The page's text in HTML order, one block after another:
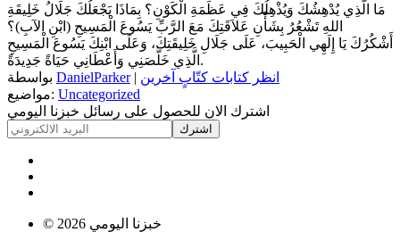
مَا الَّذِي يُدْهِشُكَ وَيُذْهِلُكَ فِي عَظَمَةِ الْكَوْنِ؟ بِمَاذَا يَجْعَلُكَ جَلَالُ خَلِيقَةِ
اللهِ تَشْعُرُ بِشَأْنِ عَلاَقَتِكَ مَعَ الرَّبِّ يَسُوعَ الْمَسِيحِ (ابْنِ الآبِ)؟
أَشْكُرُكَ يَا إِلَهِي الْحَبِيبَ، عَلَى جَلَالِ خَلِيقَتِكَ، وَعَلَى ابْنِكَ يَسُوعَ الْمَسِيحِ
الَّذِي خَلَّصَنِي وَأَعْطَانِي حَيَاةً جَدِيدَةً.
DanielParker| انظر كتابات كتّابٍ آخرين
مواضيع: Uncategorized
اشترك الان للحصول على رسائل خبزنا اليومي
اشترك
© 2026